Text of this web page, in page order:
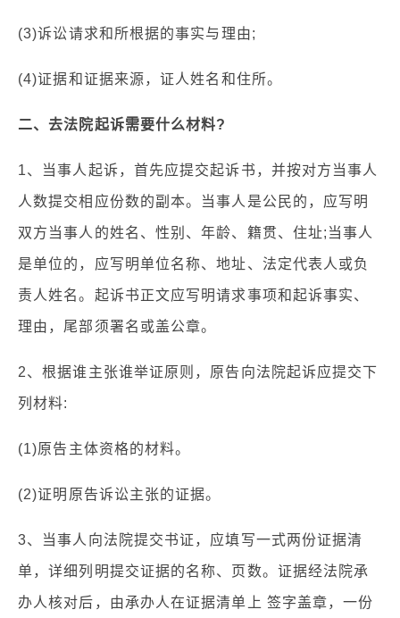
(3)诉讼请求和所根据的事实与理由;
(4)证据和证据来源，证人姓名和住所。
二、去法院起诉需要什么材料?
1、当事人起诉，首先应提交起诉书，并按对方当事人
人数提交相应份数的副本。当事人是公民的，应写明
双方当事人的姓名、性别、年龄、籍贯、住址;当事人
是单位的，应写明单位名称、地址、法定代表人或负
责人姓名。起诉书正文应写明请求事项和起诉事实、
理由，尾部须署名或盖公章。
2、根据谁主张谁举证原则，原告向法院起诉应提交下
列材料:
(1)原告主体资格的材料。
(2)证明原告诉讼主张的证据。
3、当事人向法院提交书证，应填写一式两份证据清
单，详细列明提交证据的名称、页数。证据经法院承
办人核对后，由承办人在证据清单上 签字盖章，一份